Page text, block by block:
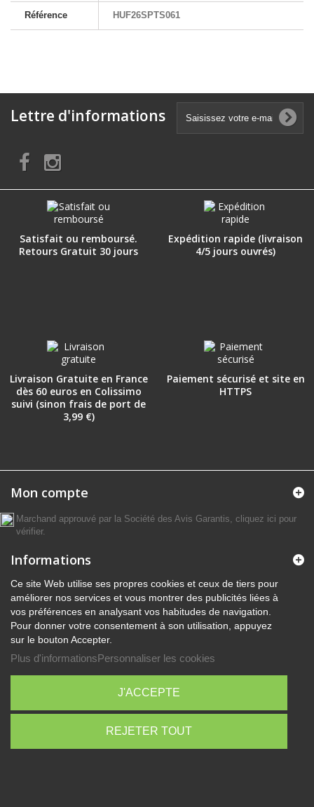
Référence HUF26SPTS061
Lettre d'informations
Satisfait ou remboursé.
Retours Gratuit 30 jours
Expédition rapide (livraison
4/5 jours ouvrés)
Livraison Gratuite en France
dès 60 euros en Colissimo
suivi (sinon frais de port de
3,99 €)
Paiement sécurisé et site en
HTTPS
Mon compte
Marchand approuvé par la Société des Avis Garantis, cliquez ici pour
vérifier.
Informations
Ce site Web utilise ses propres cookies et ceux de tiers pour
améliorer nos services et vous montrer des publicités liées à
vos préférences en analysant vos habitudes de navigation.
Pour donner votre consentement à son utilisation, appuyez
sur le bouton Accepter.
Plus d'informationsPersonnaliser les cookies
REJETER TOUT
J'ACCEPTE